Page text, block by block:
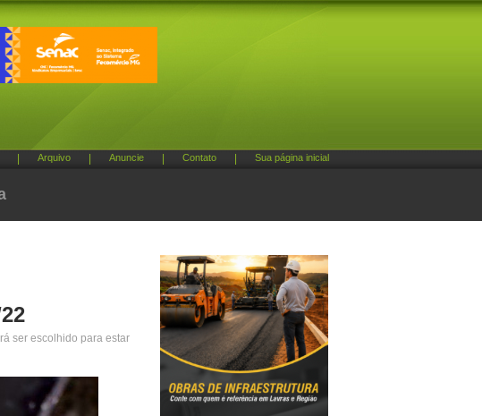
Arquivo Anuncie Contato Sua página inicial
ser escolhido para estar